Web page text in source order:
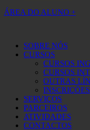
ÁREA DO ALUNO +
SOBRE NÓS
CURSOS
CURSOS
CURSOS
OUTRAS
INSCRIÇÕES
SERVIÇOS
PARCEIROS
ATIVIDADES
CONTACTOS